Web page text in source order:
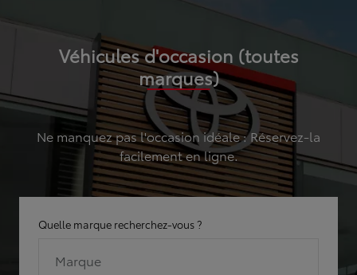
Véhicules d'occasion (toutes
marques)
Ne manquez pas l'occasion idéale : Réservez-la
facilement en ligne.
Quelle marque recherchez-vous ?
Marque